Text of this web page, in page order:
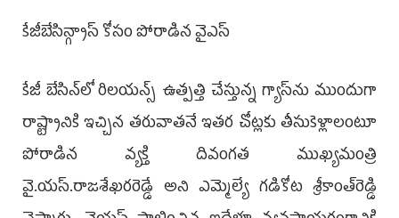
కేజీబేసిన్గ్యాస్‌‌ కోసం పోరాడిన వైఎస్
కేజీ బేసిన్‌లో రిలయన్స్ ఉత్పత్తి చేస్తున్న గ్యాస్‌ను ముందుగా
రాష్ట్రానికి ఇచ్చిన తరువాతనే ఇతర చోట్లకు తీసుకెళ్లాలంటూ
పోరాడిన వ్యక్తి దివంగత ముఖ్యమంత్రి
వై.యస్.రాజశేఖరరెడ్డే అని ఎమ్మెల్యే గడికోట శ్రీకాంత్‌రెడ్డి